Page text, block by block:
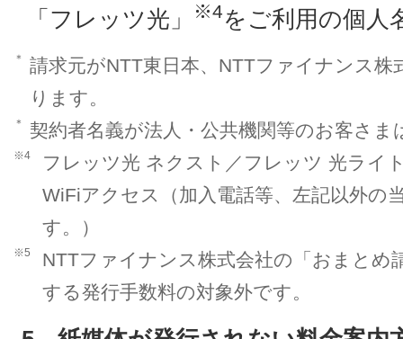
「フレッツ光」 ※4をご利用の個人
＊
請求元がNTT東日本、NTTファイナンス
ります。
＊ 契約者名義が法人・公共機関等のお客さ
※4
フレッツ光 ネクスト／フレッツ 光ラ
WiFiアクセス（加入電話等、左記以外の
す。）
※5
NTTファイナンス株式会社の「おまとめ
する発行手数料の対象外です。